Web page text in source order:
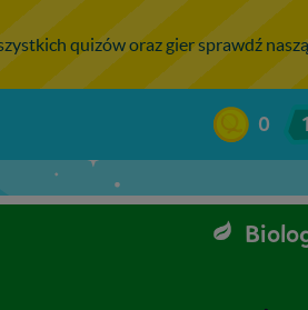
quizów oraz gier sprawdź
0 1